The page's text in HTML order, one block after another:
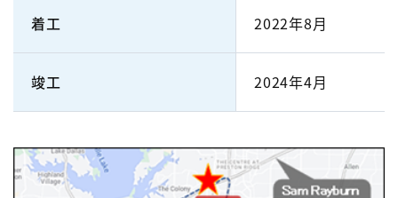
着工 2022年8月
竣工 2024年4月